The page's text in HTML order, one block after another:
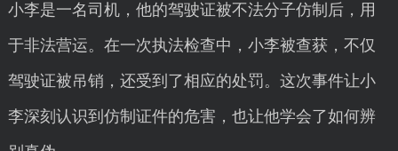
小李是一名司机，他的驾驶证被不法分子仿制后，用
于非法营运。在一次执法检查中，小李被查获，不仅
驾驶证被吊销，还受到了相应的处罚。这次事件让小
李深刻认识到仿制证件的危害，也让他学会了如何辨